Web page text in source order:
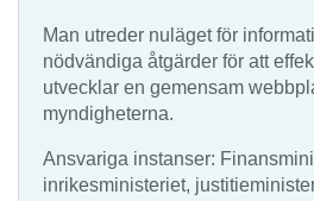
Man utreder nuläget för
nödvändiga åtgärder för att
utvecklar en gemensam
myndigheterna.
Ansvariga instanser:
inrikesministeriet,